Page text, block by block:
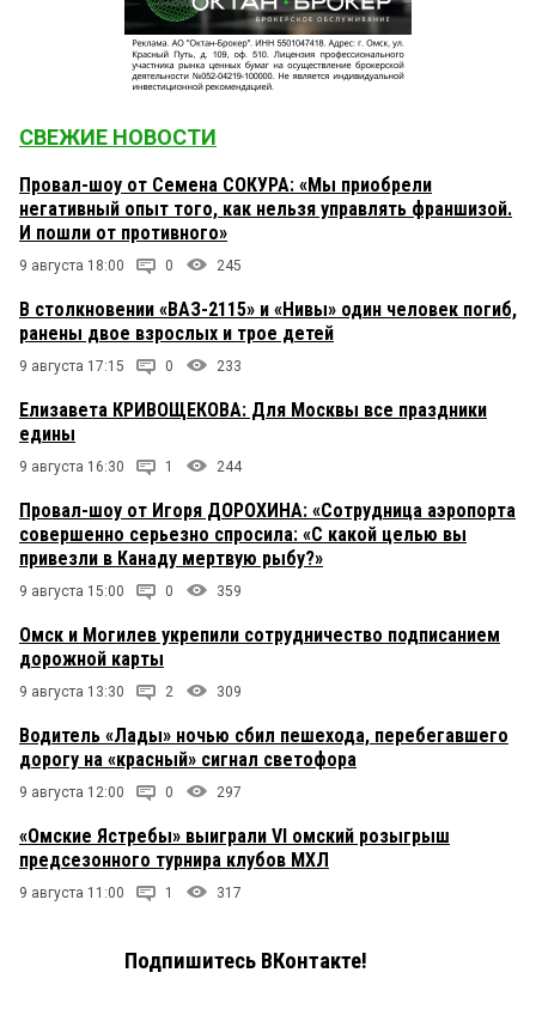
СВЕЖИЕ НОВОСТИ
Провал-шоу от Семена СОКУРА: «Мы приобрели
негативный опыт того, как нельзя управлять франшизой.
И пошли от противного»
9 августа 18:00 0 245
В столкновении «ВАЗ-2115» и «Нивы» один человек погиб,
ранены двое взрослых и трое детей
9 августа 17:15 0 233
Елизавета КРИВОЩЕКОВА: Для Москвы все праздники
едины
9 августа 16:30 1 244
Провал-шоу от Игоря ДОРОХИНА: «Сотрудница аэропорта
совершенно серьезно спросила: «С какой целью вы
привезли в Канаду мертвую рыбу?»
9 августа 15:00 0 359
Омск и Могилев укрепили сотрудничество подписанием
дорожной карты
9 августа 13:30 2 309
Водитель «Лады» ночью сбил пешехода, перебегавшего
дорогу на «красный» сигнал светофора
9 августа 12:00 0 297
«Омские Ястребы» выиграли VI омский розыгрыш
предсезонного турнира клубов МХЛ
9 августа 11:00 1 317
Подпишитесь ВКонтакте!